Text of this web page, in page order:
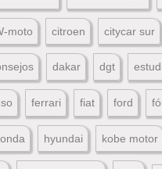
moto citroen citycar sur
dakar dgt
ferrari fiat ford
hyundai kobe motor